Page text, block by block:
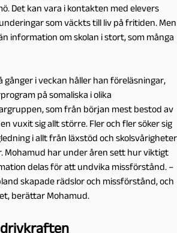
Det kan vara i kontakten med elevers
som väckts till liv på fritiden. Men
information om skolan i stort, som många
gånger i veckan håller han föreläsningar,
på somaliska i olika
som från början mest bestod av
vuxit sig allt större. Fler och fler söker sig
i allt från läxstöd och skolsvårigheter
Mohamud har under åren sett hur viktigt
delas för att undvika missförstånd. –
skapade rädslor och missförstånd, och
berättar Mohamud.
drivkraften